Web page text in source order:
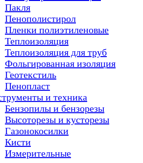
Пакля
Пенополистирол
Пленки полиэтиленовые
Теплоизоляция
Теплоизоляция для труб
Фольгированная изоляция
Геотекстиль
Пенопласт
и техника
Бензопилы и бензорезы
Высоторезы и кусторезы
Газонокосилки
Кисти
Измерительные